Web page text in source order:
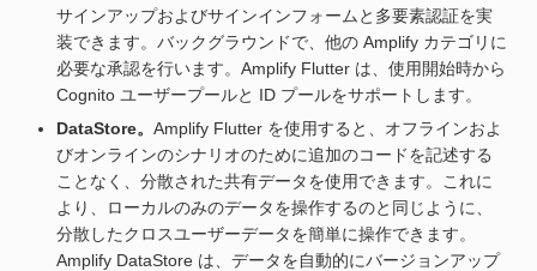
サインアップおよびサインインフォームと多要素認証を実
装できます。バックグラウンドで、他の Amplify カテゴリに
必要な承認を行います。Amplify Flutter は、使用開始時から
Cognito ユーザープールと ID プールをサポートします。
DataStore。 Amplify Flutter を使用すると、オフラインおよ
びオンラインのシナリオのために追加のコードを記述する
ことなく、分散された共有データを使用できます。これに
より、ローカルのみのデータを操作するのと同じように、
分散したクロスユーザーデータを簡単に操作できます。
Amplify DataStore は、データを自動的にバージョンアップ